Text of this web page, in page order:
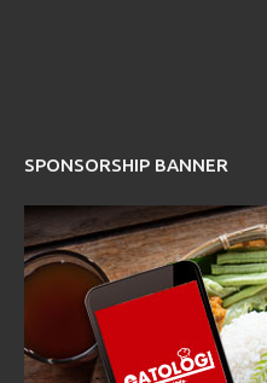
SPONSORSHIP BANNER